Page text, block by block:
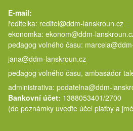
E-mail:
ředitelka: reditel@ddm-lanskroun.cz
ekonomka: ekonom@ddm-
pedagog volného
jana@ddm-lanskroun.cz
pedagog volného času, ambasador
administrativa: podatelna@ddm-
Bankovní účet: 1388053401/2700
(do poznámky uveďte účel platby a